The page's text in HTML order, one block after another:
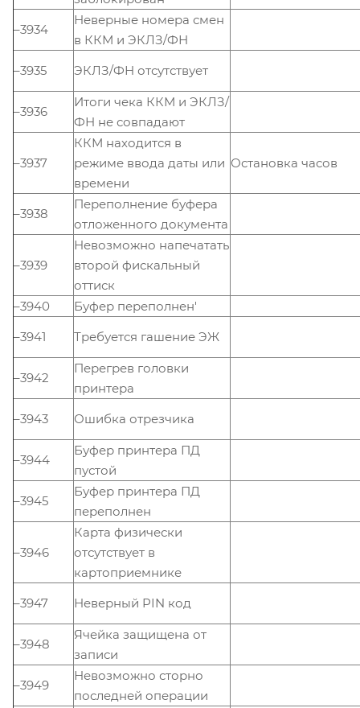
–3934
Неверные номера смен
в ККМ и ЭКЛЗ/ФН
–3935
ЭКЛЗ/ФН отсутствует
–3936
Итоги чека ККМ и ЭКЛЗ/
ФН не совпадают
–3937
ККМ находится в
режиме ввода даты или
времени
Остановка часов
–3938
Переполнение буфера
отложенного документа
–3939
Невозможно напечатать
второй фискальный
оттиск
–3940
Буфер переполнен'
–3941
Требуется гашение ЭЖ
–3942
Перегрев головки
принтера
–3943
Ошибка отрезчика
–3944
Буфер принтера ПД
пустой
–3945
Буфер принтера ПД
переполнен
–3946
Карта физически
отсутствует в
картоприемнике
–3947
Неверный PIN код
–3948
Ячейка защищена от
записи
–3949
Невозможно сторно
последней операции